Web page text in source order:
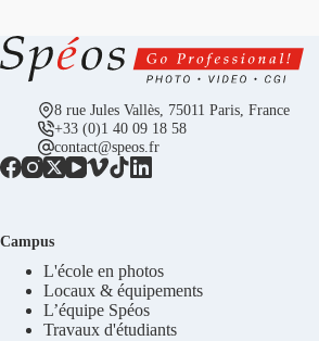
8 rue Jules Vallès, 75011 Paris, France
+33 (0)1 40 09 18 58
contact@speos.fr
Campus
L'école en photos
Locaux & équipements
L’équipe Spéos
Travaux d'étudiants